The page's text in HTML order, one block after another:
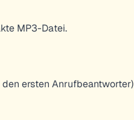
MP3-Datei.
ersten Anrufbeantworter)